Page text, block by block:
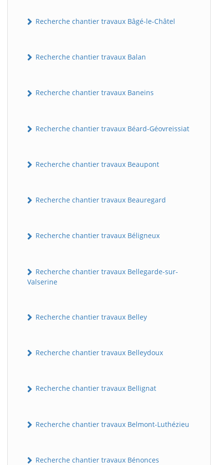
Recherche chantier travaux Bâgé-le-Châtel
Recherche chantier travaux Balan
Recherche chantier travaux Baneins
Recherche chantier travaux Béard-Géovreissiat
Recherche chantier travaux Beaupont
Recherche chantier travaux Beauregard
Recherche chantier travaux Béligneux
Recherche chantier travaux Bellegarde-sur-
Valserine
Recherche chantier travaux Belley
Recherche chantier travaux Belleydoux
Recherche chantier travaux Bellignat
Recherche chantier travaux Belmont-Luthézieu
Recherche chantier travaux Bénonces